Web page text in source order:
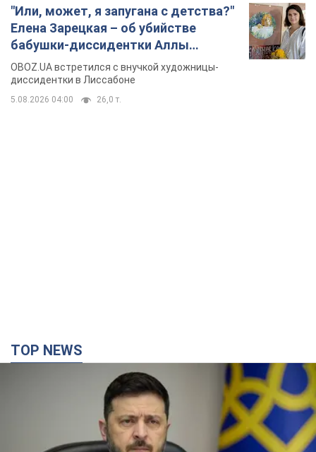
"Или, может, я запугана с детства?"
Елена Зарецкая – об убийстве
бабушки-диссидентки Аллы
Горской, критике сына Стуса и
бегстве в Португалию с пятью
детьми
OBOZ.UA встретился с внучкой художницы-
диссидентки в Лиссабоне
5.08.2026 04:00 26,0 т.
TOP NEWS